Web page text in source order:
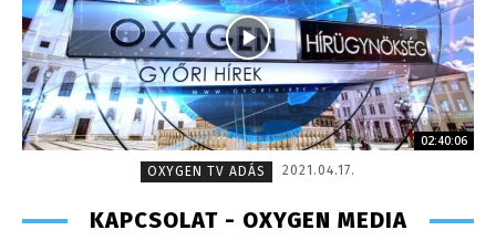
02:40:06
OXYGEN TV ADÁS
2021.04.17.
KAPCSOLAT - OXYGEN MEDIA